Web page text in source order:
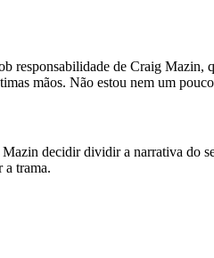
responsabilidade de Craig
mãos. Não estou nem um
decidir dividir a narrativa do
a trama.